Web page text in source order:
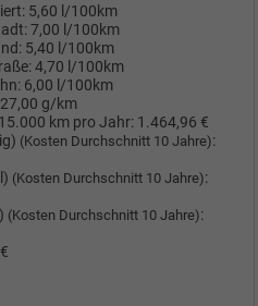
5,60 l/100km
7,00 l/100km
5,40 l/100km
4,70 l/100km
6,00 l/100km
g/km
km pro Jahr: 1.464,96 €
(Kosten Durchschnitt 10 Jahre):
(Kosten Durchschnitt 10 Jahre):
(Kosten Durchschnitt 10 Jahre):